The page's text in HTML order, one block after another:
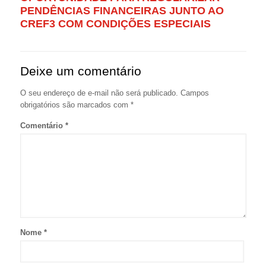
PENDÊNCIAS FINANCEIRAS JUNTO AO
CREF3 COM CONDIÇÕES ESPECIAIS
Deixe um comentário
O seu endereço de e-mail não será publicado. Campos
obrigatórios são marcados com *
Comentário *
Nome *